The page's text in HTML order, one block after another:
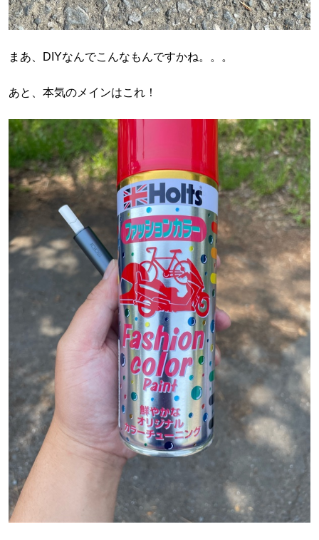
まあ、DIYなんでこんなもんですかね。。。
あと、本気のメインはこれ！